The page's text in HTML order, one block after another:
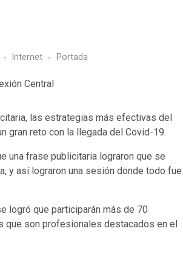
Internet Portada
las estrategias más efectivas del
gran reto con la llegada del Covid-19.
una frase publicitaria lograron que se
y así lograron una sesión donde todo fue
logró que participarán más de 70
son profesionales destacados en el